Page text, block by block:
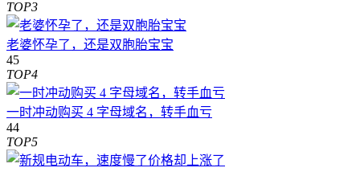
TOP3
老婆怀孕了，还是双胞胎宝宝
45
TOP4
一时冲动购买 4 字母域名，转手血亏
44
TOP5